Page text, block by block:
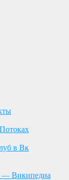
в Вк
— Википедиа